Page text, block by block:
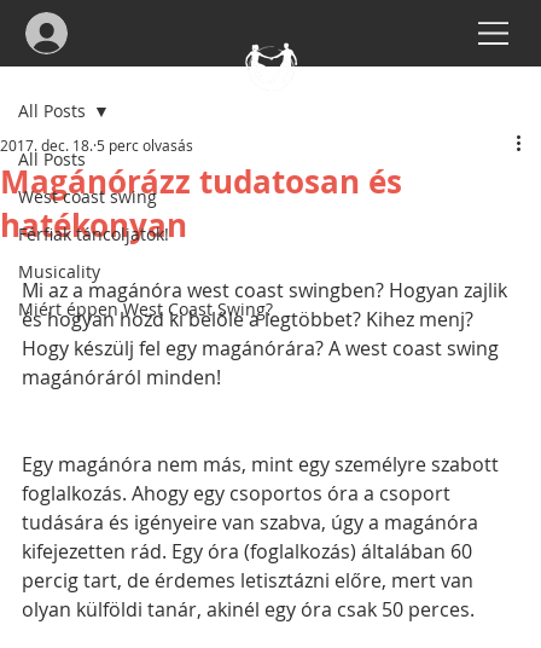
All Posts
West coast swing
Férfiak táncoljatok!
Musicality
Miért éppen West Coast Swing?
All Posts
Magánórázz tudatosan és
hatékonyan
2017. dec. 18. 5 perc olvasás
Mi az a magánóra west coast swingben? Hogyan zajlik
és hogyan hozd ki belőle a legtöbbet? Kihez menj?
Hogy készülj fel egy magánórára? A west coast swing
magánóráról minden!
Egy magánóra nem más, mint egy személyre szabott
foglalkozás. Ahogy egy csoportos óra a csoport
tudására és igényeire van szabva, úgy a magánóra
kifejezetten rád. Egy óra (foglalkozás) általában 60
percig tart, de érdemes letisztázni előre, mert van
olyan külföldi tanár, akinél egy óra csak 50 perces.